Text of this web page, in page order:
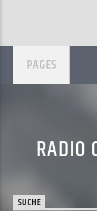
PAGES
RADIO
SUCHE